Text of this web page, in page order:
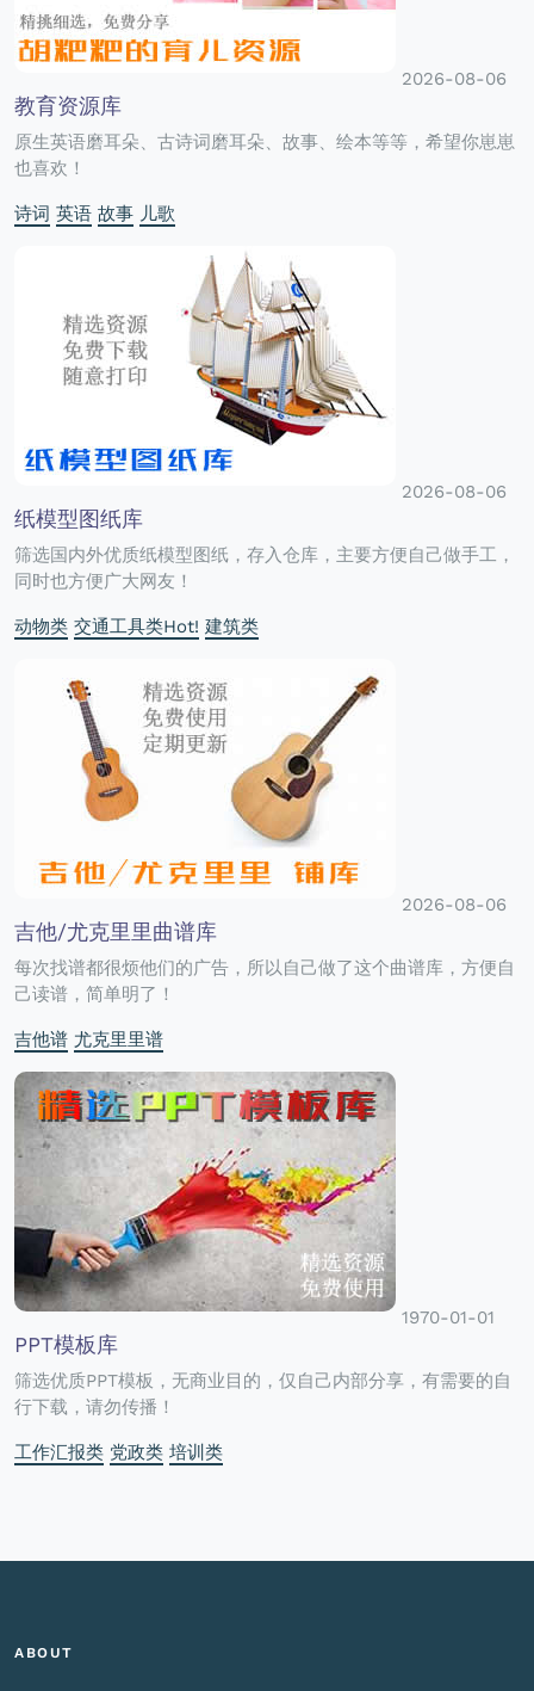
2026-08-06
教育资源库
原生英语磨耳朵、古诗词磨耳朵、故事、绘本等等，希望你崽崽
也喜欢！
诗词 英语 故事 儿歌
2026-08-06
纸模型图纸库
筛选国内外优质纸模型图纸，存入仓库，主要方便自己做手工，
同时也方便广大网友！
动物类 交通工具类Hot! 建筑类
2026-08-06
吉他/尤克里里曲谱库
每次找谱都很烦他们的广告，所以自己做了这个曲谱库，方便自
己读谱，简单明了！
吉他谱 尤克里里谱
1970-01-01
PPT模板库
筛选优质PPT模板，无商业目的，仅自己内部分享，有需要的自
行下载，请勿传播！
工作汇报类 党政类 培训类
ABOUT